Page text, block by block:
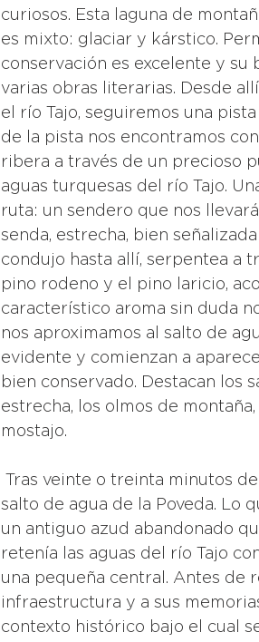
curiosos. Esta laguna de
es mixto: glaciar y kárstico.
conservación es excelente y su
varias obras literarias. Desde
el río Tajo, seguiremos una
de la pista nos encontramos
ribera a través de un precioso
aguas turquesas del río Tajo.
ruta: un sendero que nos
senda, estrecha, bien
condujo hasta allí, serpentea a
pino rodeno y el pino laricio,
característico aroma sin duda
nos aproximamos al salto de
evidente y comienzan a
bien conservado. Destacan los
estrecha, los olmos de
mostajo.
salto de agua de la Poveda. Lo
un antiguo azud abandonado
retenía las aguas del río Tajo
una pequeña central. Antes de
infraestructura y a sus
contexto histórico bajo el cual